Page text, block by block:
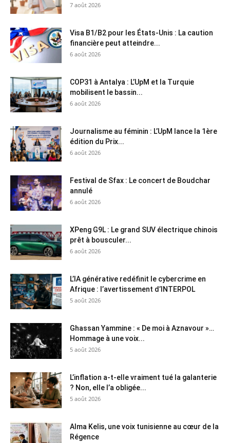
7 août 2026
Visa B1/B2 pour les États-Unis : La caution
financière peut atteindre...
6 août 2026
COP31 à Antalya : L’UpM et la Turquie
mobilisent le bassin...
6 août 2026
Journalisme au féminin : L’UpM lance la 1ère
édition du Prix...
6 août 2026
Festival de Sfax : Le concert de Boudchar
annulé
6 août 2026
XPeng G9L : Le grand SUV électrique chinois
prêt à bousculer...
6 août 2026
L’IA générative redéfinit le cybercrime en
Afrique : l’avertissement d’INTERPOL
5 août 2026
Ghassan Yammine : « De moi à Aznavour »…
Hommage à une voix...
5 août 2026
L’inflation a-t-elle vraiment tué la galanterie
? Non, elle l’a obligée...
5 août 2026
Alma Kelis, une voix tunisienne au cœur de la
Régence